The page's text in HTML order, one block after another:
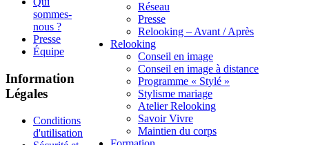
Réseau
Presse
Relooking – Avant / Après
Relooking
Conseil en image
Conseil en image à distance
Programme « Stylé »
Stylisme mariage
Atelier Relooking
Savoir Vivre
Maintien du corps
sommes-
nous ?
Presse
Équipe
Information
Légales
Conditions
d'utilisation